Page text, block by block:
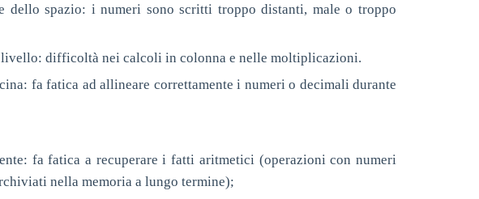
dello spazio: i numeri sono scritti troppo distanti, male o troppo
difficoltà nei calcoli in colonna e nelle moltiplicazioni.
fa fatica ad allineare correttamente i numeri o decimali durante
fa fatica a recuperare i fatti aritmetici (operazioni con numeri
nella memoria a lungo termine);